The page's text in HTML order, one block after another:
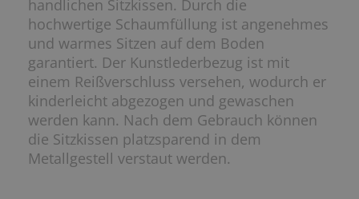
handlichen Sitzkissen. Durch die
hochwertige Schaumfüllung ist angenehmes
und warmes Sitzen auf dem Boden
garantiert. Der Kunstlederbezug ist mit
einem Reißverschluss versehen, wodurch er
kinderleicht abgezogen und gewaschen
werden kann. Nach dem Gebrauch können
die Sitzkissen platzsparend in dem
Metallgestell verstaut werden.